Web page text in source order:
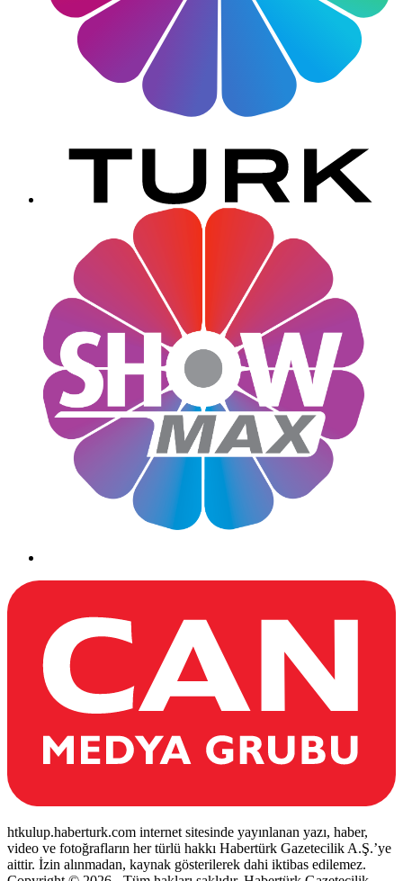
htkulup.haberturk.com internet sitesinde yayınlanan yazı, haber,
video ve fotoğrafların her türlü hakkı Habertürk Gazetecilik A.Ş.’ye
aittir. İzin alınmadan, kaynak gösterilerek dahi iktibas edilemez.